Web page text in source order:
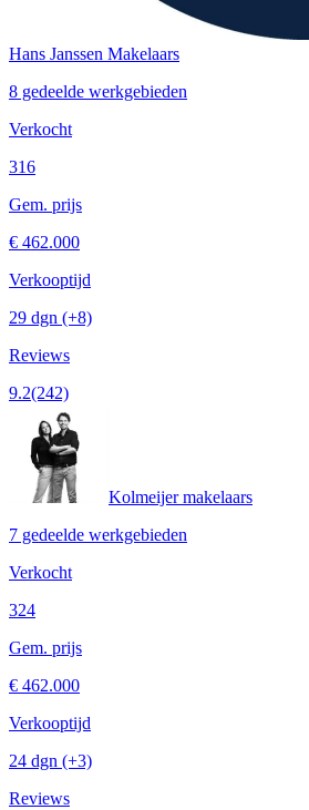
Hans Janssen Makelaars
8 gedeelde werkgebieden
Verkocht
316
Gem. prijs
€ 462.000
Verkooptijd
29 dgn (+8)
Reviews
9.2(242)
Kolmeijer makelaars
7 gedeelde werkgebieden
Verkocht
324
Gem. prijs
€ 462.000
Verkooptijd
24 dgn (+3)
Reviews